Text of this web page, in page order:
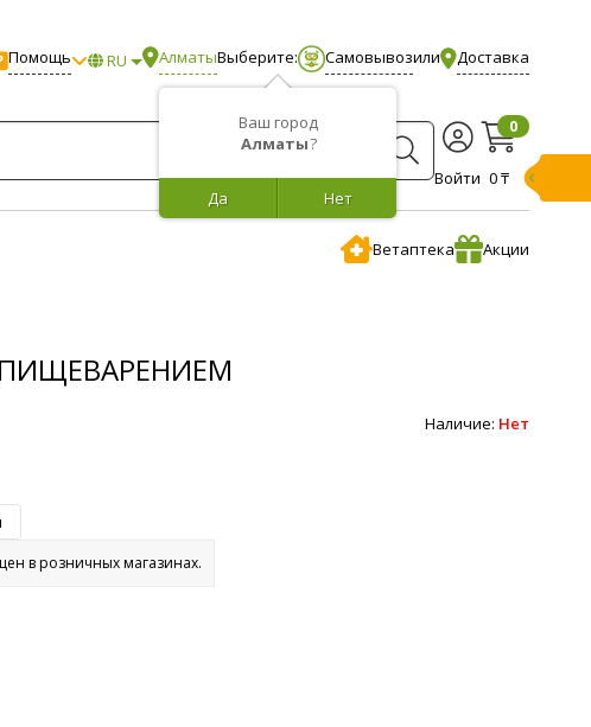
Помощь RU Алматы
Ваш город
Алматы?
Нет
Да
Выберите: Самовывозили Доставка
Войти
0
0 ₸
Ветаптека Акции
Наличие: Нет
в розничных магазинах.